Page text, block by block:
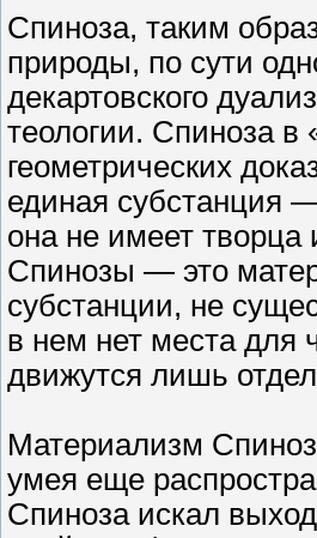
Спиноза, таким
природы, по сути
декартовского
теологии. Спиноза
геометрических
единая субстанция
она не имеет творца
Спинозы — это
субстанции, не
в нем нет места для
движутся лишь
Материализм
умея еще
Спиноза искал